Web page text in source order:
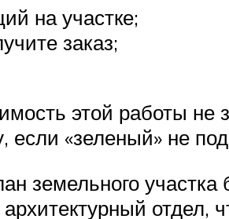
на участке;
заказ;
этой работы
«зеленый» не
земельного участка
отдел,